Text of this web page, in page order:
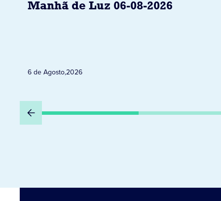
Manhã de Luz 06-08-2026
6 de Agosto,2026